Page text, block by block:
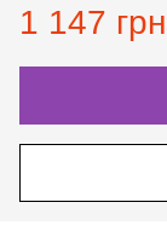
1 147 грн